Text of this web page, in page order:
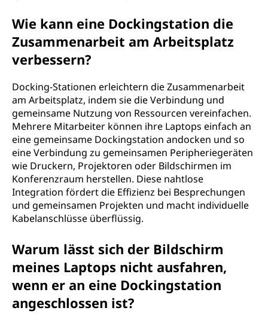
Wie kann eine Dockingstation die
Zusammenarbeit am Arbeitsplatz
verbessern?
Docking-Stationen erleichtern die Zusammenarbeit
am Arbeitsplatz, indem sie die Verbindung und
gemeinsame Nutzung von Ressourcen vereinfachen.
Mehrere Mitarbeiter können ihre Laptops einfach an
eine gemeinsame Dockingstation andocken und so
eine Verbindung zu gemeinsamen Peripheriegeräten
wie Druckern, Projektoren oder Bildschirmen im
Konferenzraum herstellen. Diese nahtlose
Integration fördert die Effizienz bei Besprechungen
und gemeinsamen Projekten und macht individuelle
Kabelanschlüsse überflüssig.
Warum lässt sich der Bildschirm
meines Laptops nicht ausfahren,
wenn er an eine Dockingstation
angeschlossen ist?